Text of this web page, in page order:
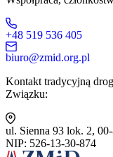
+48 519 536 405
biuro@zmid.org.pl
Kontakt tradycyjną
Związku:
ul. Sienna 93 lok. 2,
NIP: 526-13-30-874